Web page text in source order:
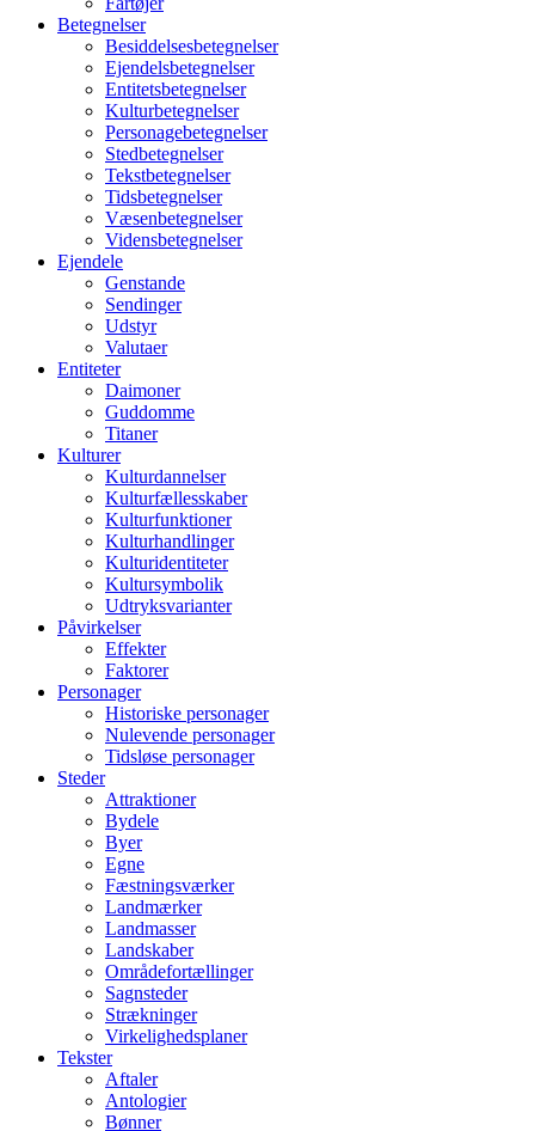
Betegnelser
Besiddelsesbetegnelser
Ejendelsbetegnelser
Entitetsbetegnelser
Kulturbetegnelser
Personagebetegnelser
Stedbetegnelser
Tekstbetegnelser
Tidsbetegnelser
Væsenbetegnelser
Vidensbetegnelser
Ejendele
Genstande
Sendinger
Udstyr
Valutaer
Entiteter
Daimoner
Guddomme
Titaner
Kulturer
Kulturdannelser
Kulturfællesskaber
Kulturfunktioner
Kulturhandlinger
Kulturidentiteter
Kultursymbolik
Udtryksvarianter
Påvirkelser
Effekter
Faktorer
Personager
Historiske personager
Nulevende personager
Tidsløse personager
Steder
Attraktioner
Bydele
Byer
Egne
Fæstningsværker
Landmærker
Landmasser
Landskaber
Områdefortællinger
Sagnsteder
Strækninger
Virkelighedsplaner
Tekster
Aftaler
Antologier
Bønner